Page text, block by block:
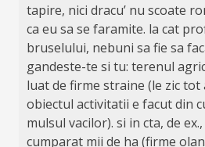
tapire, nici dracu’ nu scoate
ca eu sa se faramite. la cat
bruselului, nebuni sa fie sa
gandeste-te si tu: terenul
luat de firme straine (le zic tot
obiectul activitatii e facut din
mulsul vacilor). si in cta, de
cumparat mii de ha (firme